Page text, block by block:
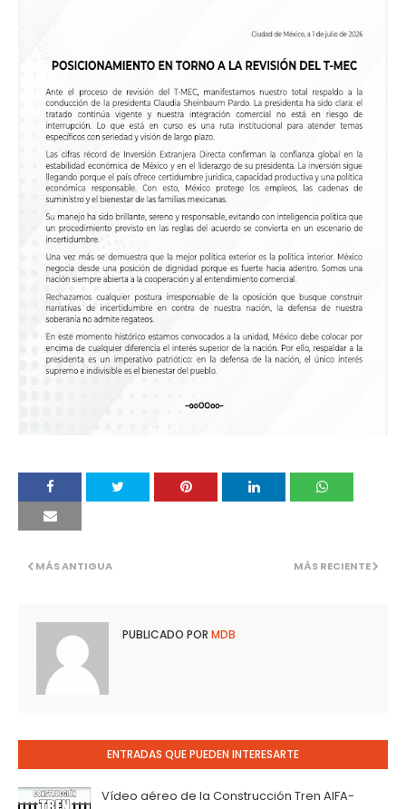
MÁS RECIENTE
MÁS ANTIGUA
PUBLICADO POR MDB
ENTRADAS QUE PUEDEN INTERESARTE
Vídeo aéreo de la Construcción Tren AIFA-